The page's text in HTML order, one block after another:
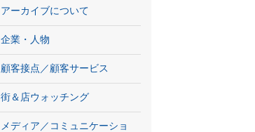
アーカイブについて
企業・人物
顧客接点／顧客サービス
街＆店ウォッチング
メディア／コミュニケーショ